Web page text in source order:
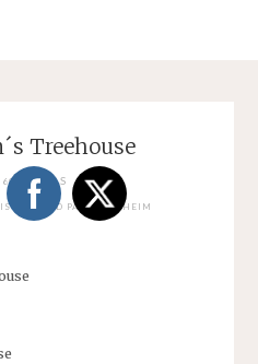
Treehouse
PIXELS
PARK ANAHEIM